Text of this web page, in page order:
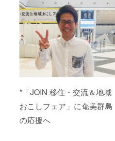
*「JOIN 移住・交流＆地域
おこしフェア」に奄美群島
の応援へ